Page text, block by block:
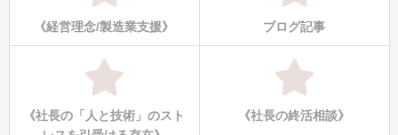
《経営理念/製造業支援》 ブログ記事
《社長の「人と技術」のスト
《社長の終活相談》